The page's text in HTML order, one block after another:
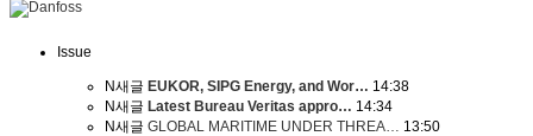
Issue
N새글 EUKOR, SIPG Energy, and Wor… 14:38
N새글 Latest Bureau Veritas appro… 14:34
N새글 GLOBAL MARITIME UNDER THREA… 13:50